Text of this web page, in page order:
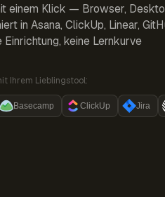
einem Klick — Browser,
in Asana, ClickUp, Linear,
Einrichtung, keine Lernkurve
Ihrem Lieblingstool:
Basecamp ClickUp Jira